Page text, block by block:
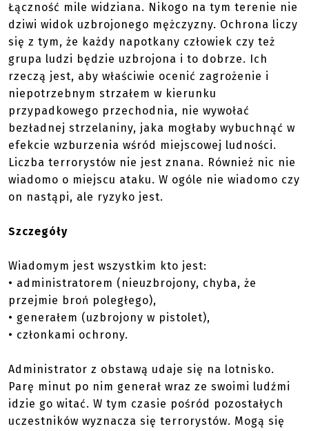
Łączność mile widziana. Nikogo na tym terenie nie
dziwi widok uzbrojonego mężczyzny. Ochrona liczy
się z tym, że każdy napotkany człowiek czy też
grupa ludzi będzie uzbrojona i to dobrze. Ich
rzeczą jest, aby właściwie ocenić zagrożenie i
niepotrzebnym strzałem w kierunku
przypadkowego przechodnia, nie wywołać
bezładnej strzelaniny, jaka mogłaby wybuchnąć w
efekcie wzburzenia wśród miejscowej ludności.
Liczba terrorystów nie jest znana. Również nic nie
wiadomo o miejscu ataku. W ogóle nie wiadomo czy
on nastąpi, ale ryzyko jest.
Szczegóły
Wiadomym jest wszystkim kto jest:
• administratorem (nieuzbrojony, chyba, że
przejmie broń poległego),
• generałem (uzbrojony w pistolet),
• członkami ochrony.
Administrator z obstawą udaje się na lotnisko.
Parę minut po nim generał wraz ze swoimi ludźmi
idzie go witać. W tym czasie pośród pozostałych
uczestników wyznacza się terrorystów. Mogą się